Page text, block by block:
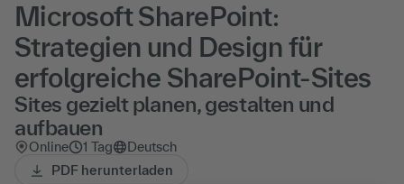
Microsoft SharePoint:
Strategien und Design für
erfolgreiche SharePoint-Sites
Sites gezielt planen, gestalten und
aufbauen
Online 1 Tag
Deutsch
PDF herunterladen